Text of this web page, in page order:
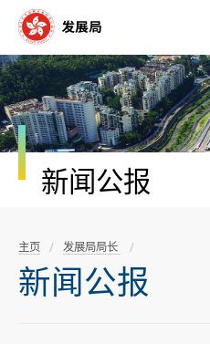
容
开
始
新闻公报
主页 发展局局长
新闻公报